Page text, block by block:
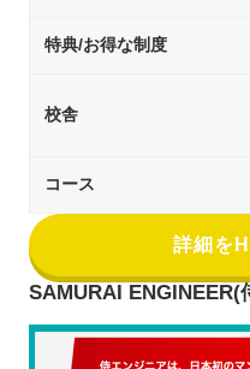
特典/お得な制度
校舎
コース
詳細を
SAMURAI ENGINEER(